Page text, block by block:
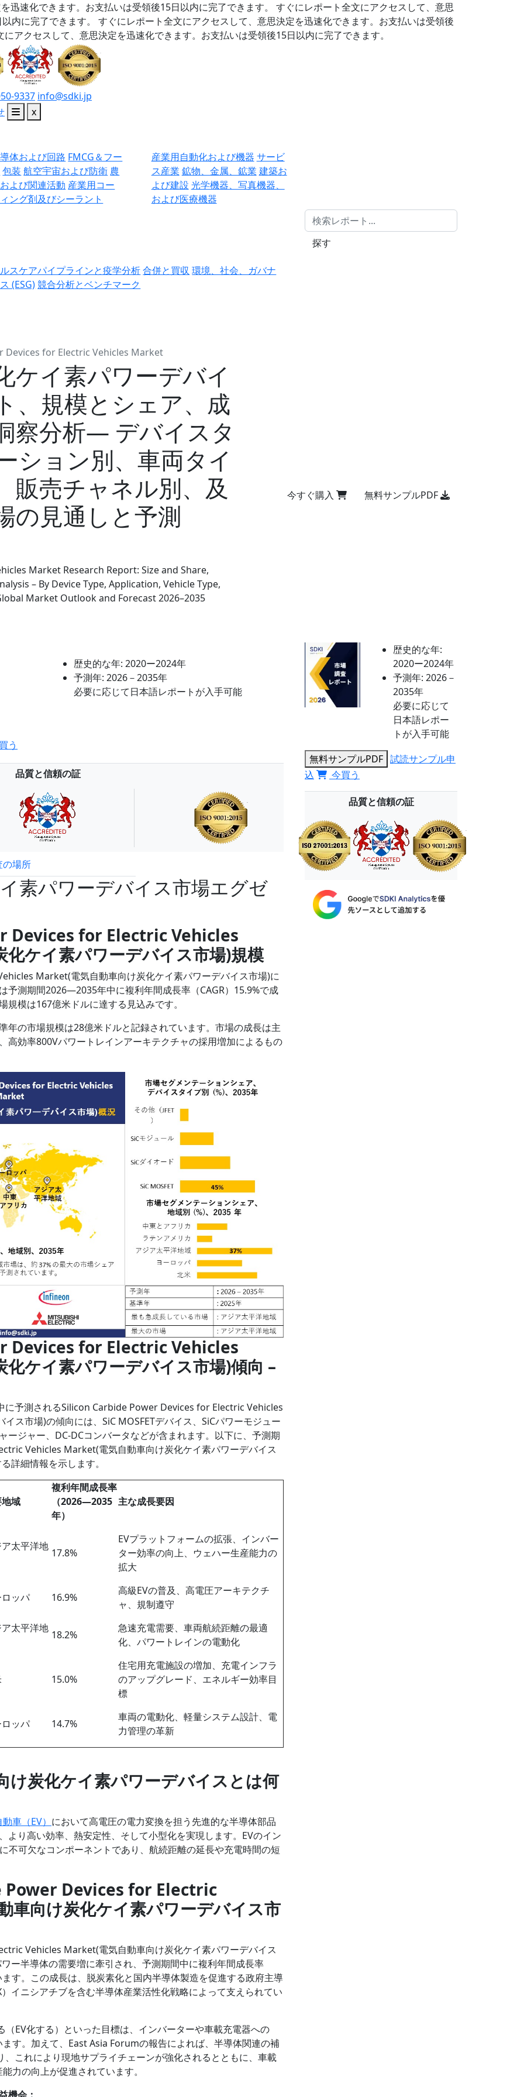
迅速化できます。お支払いは受領後15日以内に完了できます。
すぐにレポート全文にアクセスして、意思
内に完了できます。
すぐにレポート全文にアクセスして、意思決定を迅速化できます。お支払いは受領後
アクセスして、意思決定を迅速化できます。お支払いは受領後15日以内に完了できます。
9337 info@sdki.jp
x
体および回路 FMCG＆フー
包装 航空宇宙および防衛 農
よび関連活動 産業用コー
ング剤及びシーラント
産業用自動化および機器 サービ
ス産業 鉱物、金属、鉱業 建築お
よび建設 光学機器、写真機器、
および医療機器
スケアパイプラインと疫学分析合併と買収 環境、社会、ガバナ
(ESG)競合分析とベンチマーク
探す
Devices for Electric Vehicles Market
ケイ素パワーデバイ
、規模とシェア、成
察分析― デバイスタ
ション別、車両タイ
販売チャネル別、及
の見通しと予測
Market Research Report: Size and Share,
– By Device Type, Application, Vehicle Type,
Market Outlook and Forecast 2026–2035
今すぐ購入 無料サンプルPDF
歴史的な年: 2020ー2024年
予測年: 2026－2035年
必要に応じて日本語レポートが入手可能
う
品質と信頼の証
の場所
素パワーデバイス市場エグゼ
Devices for Electric Vehicles
ケイ素パワーデバイス市場)規模
Market(電気自動車向け炭化ケイ素パワーデバイス市場)に
予測期間2026―2035年中に複利年間成長率（CAGR）15.9%で成
模は167億米ドルに達する見込みです。
年の市場規模は28億米ドルと記録されています。市場の成長は主
高効率800Vパワートレインアーキテクチャの採用増加によるもの
Devices for Electric Vehicles
ケイ素パワーデバイス市場)傾向 –
に予測されるSilicon Carbide Power Devices for Electric Vehicles
ス市場)の傾向には、SiC MOSFETデバイス、SiCパワーモジュー
ージャー、DC-DCコンバータなどが含まれます。以下に、予測期
Vehicles Market(電気自動車向け炭化ケイ素パワーデバイス
詳細情報を示します。
域
複利年間成長率
（2026―2035
年）
主な成長要因
太平洋地
17.8%
EVプラットフォームの拡張、インバー
ター効率の向上、ウェハー生産能力の
拡大
ッパ 16.9%
高級EVの普及、高電圧アーキテクチ
ャ、規制遵守
太平洋地
18.2%
急速充電需要、車両航続距離の最適
化、パワートレインの電動化
15.0%
住宅用充電施設の増加、充電インフラ
のアップグレード、エネルギー効率目
標
ッパ 14.7%
車両の電動化、軽量システム設計、電
力管理の革新
け炭化ケイ素パワーデバイスとは何
車（EV） において高電圧の電力変換を担う先進的な半導体部品
より高い効率、熱安定性、そして小型化を実現します。EVのイン
不可欠なコンポーネントであり、航続距離の延長や充電時間の短
Power Devices for Electric
向け炭化ケイ素パワーデバイス市
Vehicles Market(電気自動車向け炭化ケイ素パワーデバイス
ー半導体の需要増に牽引され、予測期間中に複利年間成長率
す。この成長は、脱炭素化と国内半導体製造を促進する政府主導
イニシアチブを含む半導体産業活性化戦略によって支えられてい
EV化する）といった目標は、インバーターや車載充電器への
す。加えて、East Asia Forumの報告によれば、半導体関連の補
これにより現地サプライチェーンが強化されるとともに、車載
力の向上が促進されています。
歴史的な年:
2020ー2024年
予測年: 2026－
2035年
必要に応じて
日本語レポー
トが入手可能
無料サンプルPDF 試読サンプル申
込
今買う
品質と信頼の証